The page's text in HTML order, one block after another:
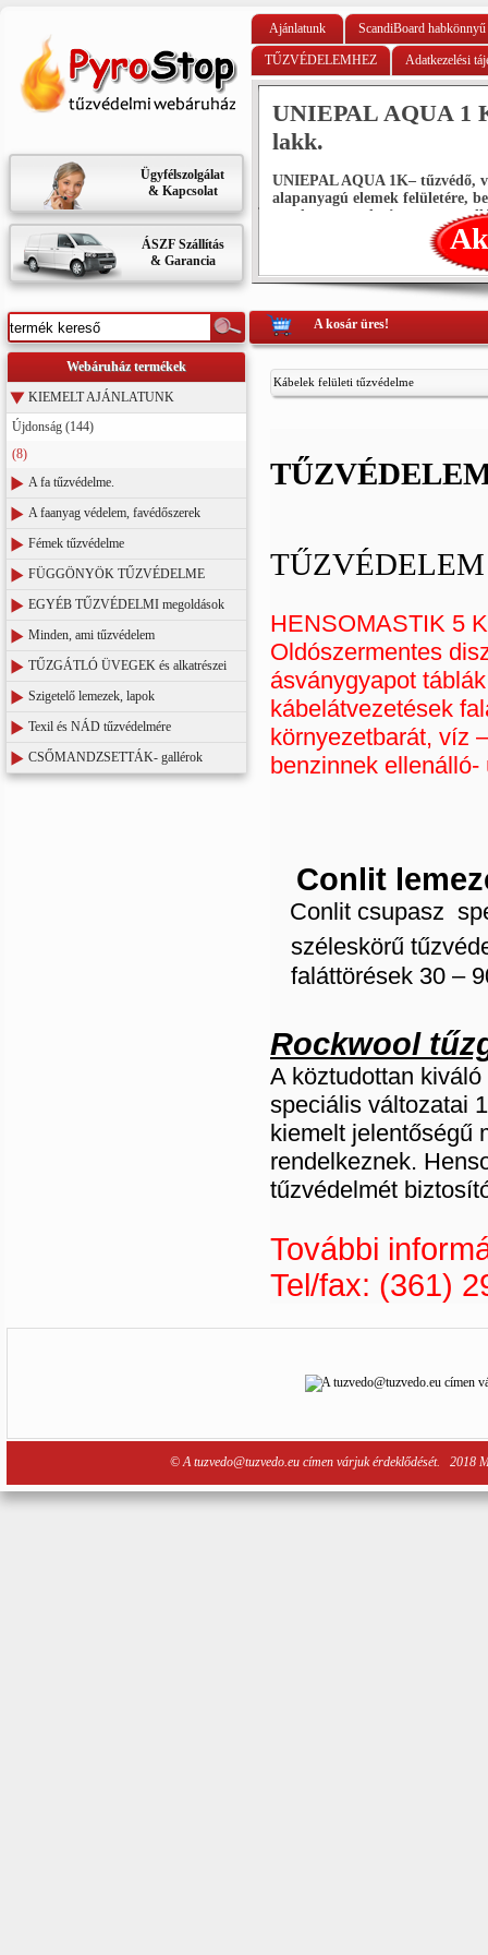
Ajánlatunk ScandiBoard
TŰZVÉDELEMHEZ Adatkezelési
Ügyfélszolgálat
& Kapcsolat
ÁSZF Szállítás
& Garancia
kell a
UNIEPAL AQUA 1
lakk.
UNIEPAL AQUA 1K– tűzvédő,
alapanyagú elemek felületére,
gondosan tanulmányozza a
A kosár üres!
© A tuzvedo@tuzvedo.eu címen várjuk érdeklődését.
Webáruház termékek
KIEMELT AJÁNLATUNK
Újdonság (144)
(8)
A fa tűzvédelme.
A faanyag védelem, favédőszerek
Fémek tűzvédelme
FÜGGÖNYÖK TŰZVÉDELME
EGYÉB TŰZVÉDELMI megoldások
Minden, ami tűzvédelem
TŰZGÁTLÓ ÜVEGEK és alkatrészei
Szigetelő lemezek, lapok
Texil és NÁD tűzvédelmére
CSŐMANDZSETTÁK- gallérok
Kábelek felületi tűzvédelme
TŰZVÉDELEM
HENSOMASTIK 5
Oldószermentes
ásványgyapot
kábelátvezetések
környezetbarát, víz
benzinnek ellenálló-
Conlit
Conlit csupasz
széleskörű
faláttörések 30 –
Rockwool
A köztudottan
speciális változatai
kiemelt jelentőségű
rendelkeznek.
tűzvédelmét
További
Tel/fax: (361)